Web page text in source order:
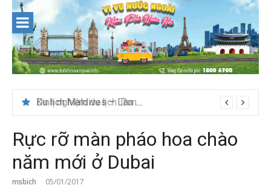
content
Du lịch Maldives – Lần đầu nên đi đâu, chơi gì?
Rực rỡ màn pháo hoa chào
năm mới ở Dubai
msbich 05/01/2017